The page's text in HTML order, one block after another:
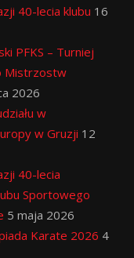
40-lecia klubu 16
PFKS – Turniej
Mistrzostw
2026
w
w Gruzji 12
40-lecia
Sportowego
5 maja 2026
Karate 2026 4